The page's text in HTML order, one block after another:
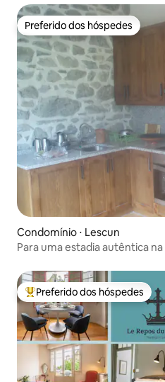
Preferido dos hóspedes
Preferido dos hóspedes
Condomínio ⋅ Lescun
Para uma estadia autêntica
Entre os melhores preferidos
Preferido dos hóspedes